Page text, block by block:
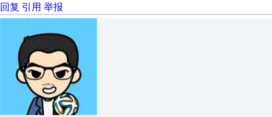
回复 引用 举报